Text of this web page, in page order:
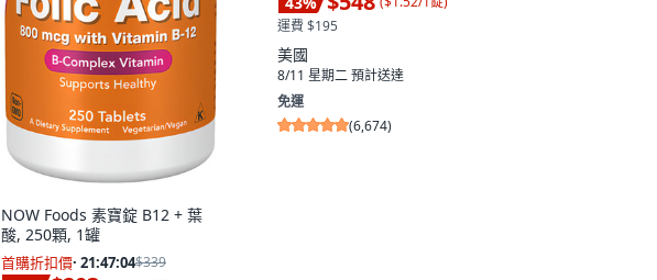
NOW Foods 素寶錠 B12 + 葉
酸, 250顆, 1罐
首購折扣價· 21:47:02$339
運費 $195
美國
8/11 星期二預計送達
免運
(6,674)